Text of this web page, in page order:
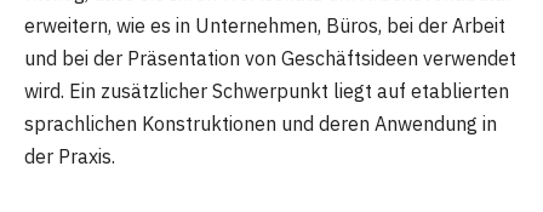
erweitern, wie es in Unternehmen, Büros, bei der Arbeit
und bei der Präsentation von Geschäftsideen verwendet
wird. Ein zusätzlicher Schwerpunkt liegt auf etablierten
sprachlichen Konstruktionen und deren Anwendung in
der Praxis.